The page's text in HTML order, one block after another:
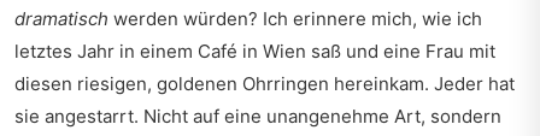
dramatisch werden würden? Ich erinnere mich, wie ich
letztes Jahr in einem Café in Wien saß und eine Frau mit
diesen riesigen, goldenen Ohrringen hereinkam. Jeder hat
sie angestarrt. Nicht auf eine unangenehme Art, sondern